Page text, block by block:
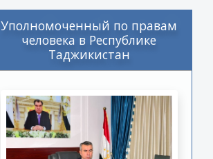
Уполномоченный по правам
человека в Республике
Таджикистан